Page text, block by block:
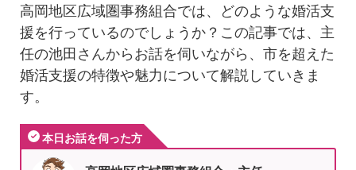
高岡地区広域圏事務組合では、どのような婚活支
援を行っているのでしょうか？この記事では、主
任の池田さんからお話を伺いながら、市を超えた
婚活支援の特徴や魅力について解説していきま
す。
本日お話を伺った方